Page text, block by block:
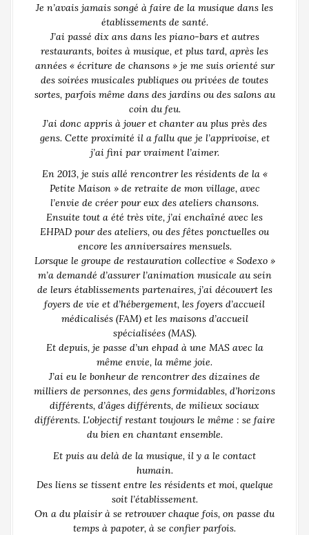
Je n’avais jamais songé à faire de la musique dans les
établissements de santé.
J’ai passé dix ans dans les piano-bars et autres
restaurants, boites à musique, et plus tard, après les
années « écriture de chansons » je me suis orienté sur
des soirées musicales publiques ou privées de toutes
sortes, parfois même dans des jardins ou des salons au
coin du feu.
J’ai donc appris à jouer et chanter au plus près des
gens. Cette proximité il a fallu que je l’apprivoise, et
j’ai fini par vraiment l’aimer.
En 2013, je suis allé rencontrer les résidents de la «
Petite Maison » de retraite de mon village, avec
l’envie de créer pour eux des ateliers chansons.
Ensuite tout a été très vite, j’ai enchaîné avec les
EHPAD pour des ateliers, ou des fêtes ponctuelles ou
encore les anniversaires mensuels.
Lorsque le groupe de restauration collective « Sodexo »
m’a demandé d’assurer l’animation musicale au sein
de leurs établissements partenaires, j’ai découvert les
foyers de vie et d’hébergement, les foyers d’accueil
médicalisés (FAM) et les maisons d’accueil
spécialisées (MAS).
Et depuis, je passe d’un ehpad à une MAS avec la
même envie, la même joie.
J’ai eu le bonheur de rencontrer des dizaines de
milliers de personnes, des gens formidables, d’horizons
différents, d’âges différents, de milieux sociaux
différents. L'objectif restant toujours le même : se faire
du bien en chantant ensemble.
Et puis au delà de la musique, il y a le contact
humain.
Des liens se tissent entre les résidents et moi, quelque
soit l’établissement.
On a du plaisir à se retrouver chaque fois, on passe du
temps à papoter, à se confier parfois.